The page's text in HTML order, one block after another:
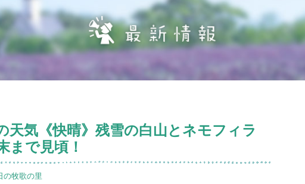
天気《快晴》残雪の白山とネモフィラ
まで見頃！
の牧歌の里